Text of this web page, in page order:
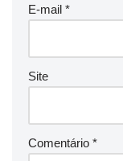
E-mail *
Site
Comentário *